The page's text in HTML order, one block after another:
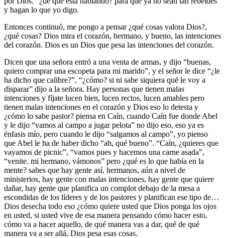
y hagan lo que yo digo.
Entonces continuó, me pongo a pensar ¿qué cosas valora Dios?,
¿qué cosas? Dios mira el corazón, hermano, y bueno, las intenciones
del corazón. Dios es un Dios que pesa las intenciones del corazón.
Dicen que una señora entró a una venta de armas, y dijo “buenas,
quiero comprar una escopeta para mi marido”, y el señor le dice “¿le
ha dicho que calibre?”, “¿cómo? si ni sabe siquiera qué le voy a
disparar” dijo a la señora. Hay personas que tienen malas
intenciones y fíjate lucen bien, lucen rectos, lucen amables pero
tienen malas intenciones en el corazón y Dios eso lo detesta y
¿cómo lo sabe pastor? piensa en Caín, cuando Caín fue donde Abel
y le dijo “vamos al campo a jugar pelota” no dijo eso, eso ya es
énfasis mío, pero cuando le dijo “salgamos al campo”, yo pienso
que Abel le ha de haber dicho “ah, qué bueno”. “Caín, ¿quieres que
vayamos de picnic”, “vamos pues y hacemos una carne asada”,
“venite. mi hermano, vámonos” pero ¿qué es lo que había en la
mente? sabes que hay gente así, hermanos, aún a nivel de
ministerios, hay gente con malas intenciones, hay gente que quiere
dañar, hay gente que planifica un complot debajo de la mesa a
escondidas de los líderes y de los pastores y planifican ese tipo de…
Dios desecha todo eso ¿cómo quiere usted que Dios ponga los ojos
en usted, si usted vive de esa manera pensando cómo hacer esto,
cómo va a hacer aquello, de qué manera vas a dar, qué de qué
manera va a ser allá, Dios pesa esas cosas.